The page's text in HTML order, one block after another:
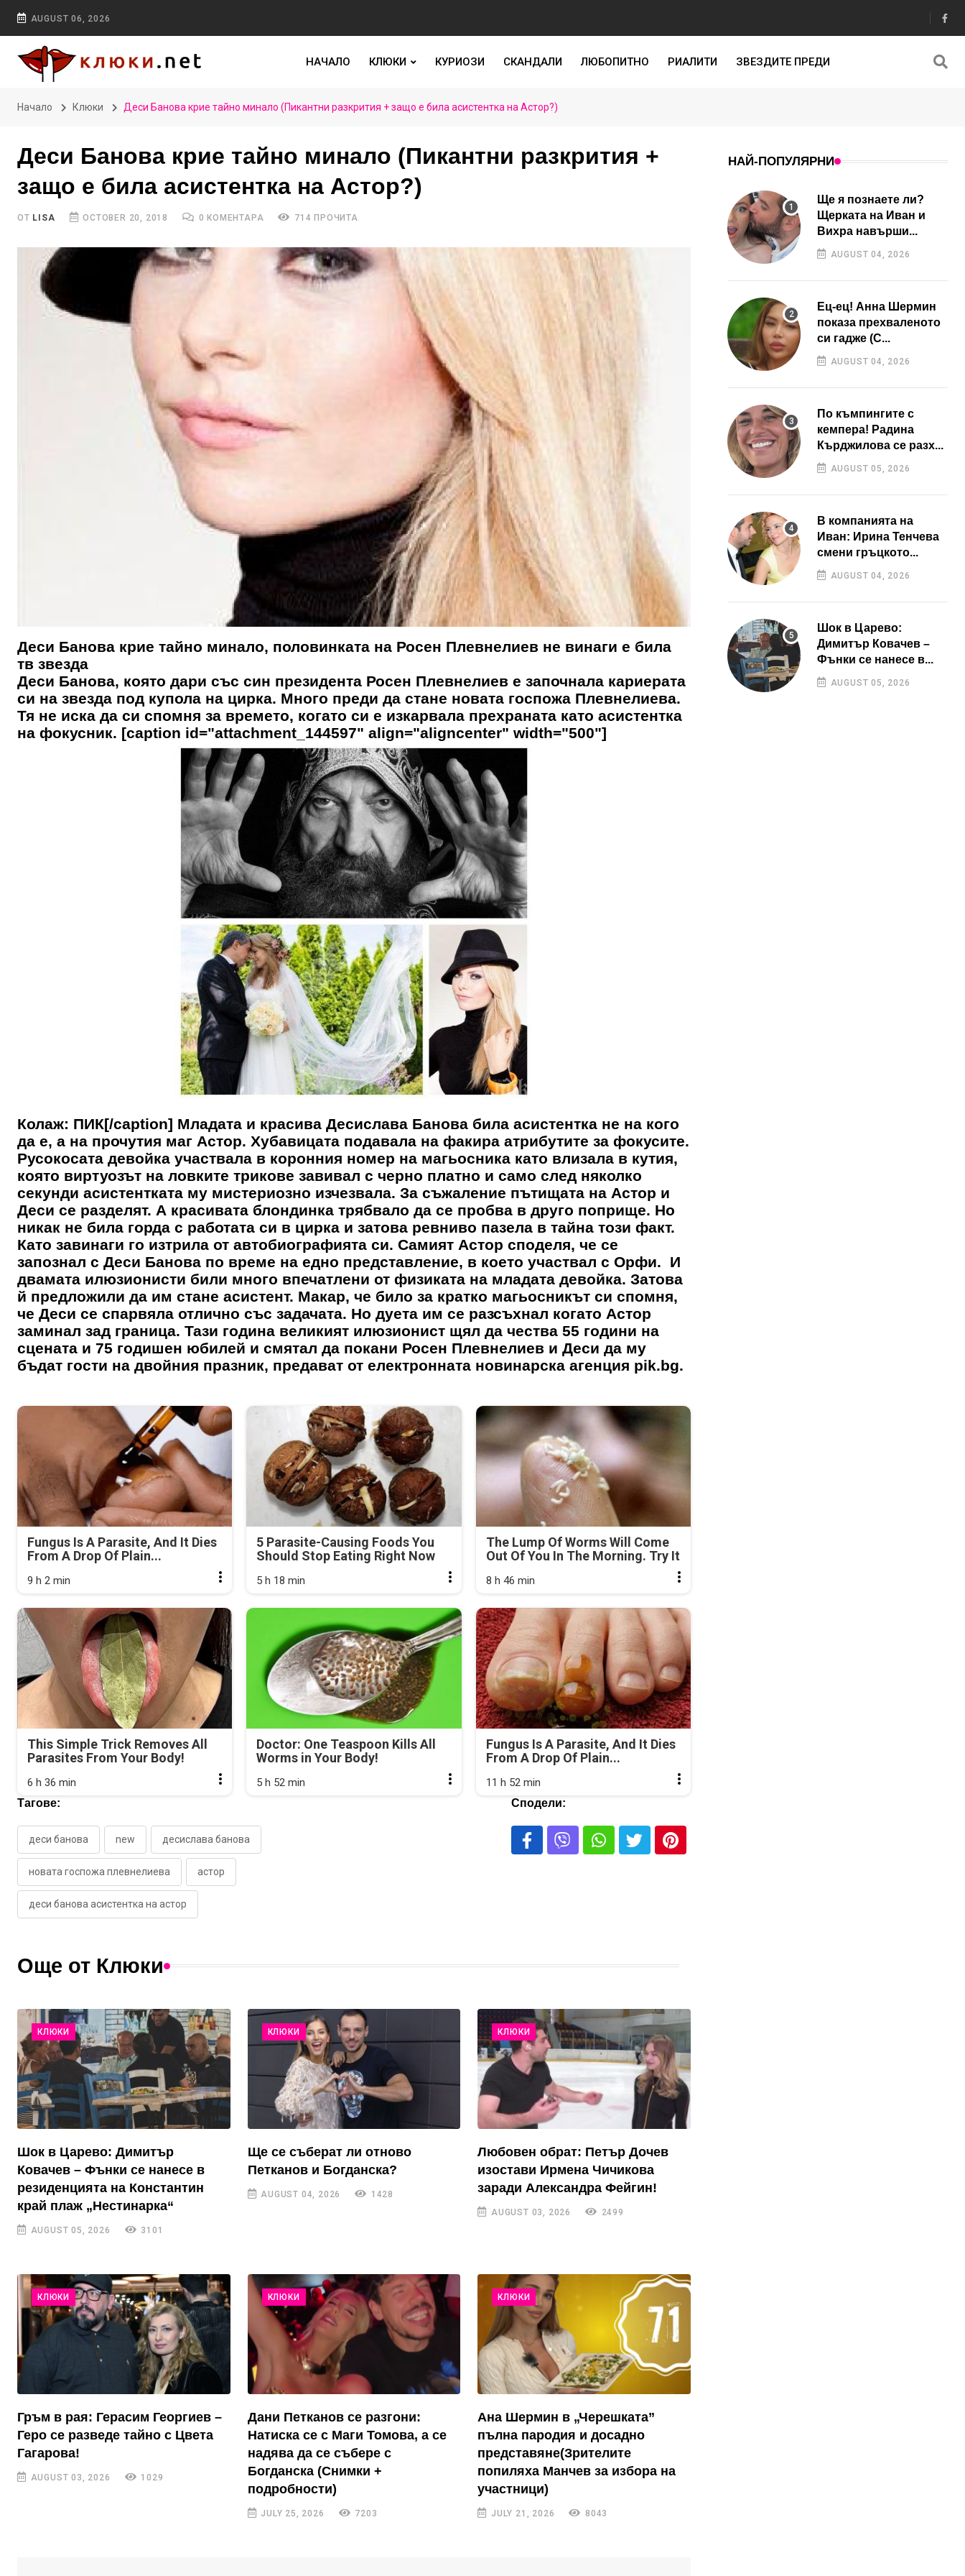
AUGUST 06, 2026
НАЧАЛО КЛЮКИ КУРИОЗИ СКАНДАЛИ ЛЮБОПИТНО РИАЛИТИ ЗВЕЗДИТЕ ПРЕДИ
Начало Клюки Деси Банова крие тайно минало (Пикантни разкрития + защо е била асистентка на Астор?)
Деси Банова крие тайно минало (Пикантни разкрития +
защо е била асистентка на Астор?)
ОТ LISA OCTOBER 20, 2018 0 КОМЕНТАРА 714 ПРОЧИТА
Деси Банова крие тайно минало, половинката на Росен Плевнелиев не винаги е била
тв звезда
Деси Банова, която дари със син президента Росен Плевнелиев е започнала кариерата
си на звезда под купола на цирка. Много преди да стане новата госпожа Плевнелиева.
Тя не иска да си спомня за времето, когато си е изкарвала прехраната като асистентка
на фокусник. [caption id="attachment_144597" align="aligncenter" width="500"]
Колаж: ПИК[/caption] Младата и красива Десислава Банова била асистентка не на кого
да е, а на прочутия маг Астор. Хубавицата подавала на факира атрибутите за фокусите.
Русокосата девойка участвала в коронния номер на магьосника като влизала в кутия,
която виртуозът на ловките трикове завивал с черно платно и само след няколко
секунди асистентката му мистериозно изчезвала. За съжаление пътищата на Астор и
Деси се разделят. А красивата блондинка трябвало да се пробва в друго поприще. Но
никак не била горда с работата си в цирка и затова ревниво пазела в тайна този факт.
Като завинаги го изтрила от автобиографията си. Самият Астор споделя, че се
запознал с Деси Банова по време на едно представление, в което участвал с Орфи. И
двамата илюзионисти били много впечатлени от физиката на младата девойка. Затова
й предложили да им стане асистент. Макар, че било за кратко магьосникът си спомня,
че Деси се спарвяла отлично със задачата. Но дуета им се разсъхнал когато Астор
заминал зад граница. Тази година великият илюзионист щял да чества 55 години на
сцената и 75 годишен юбилей и смятал да покани Росен Плевнелиев и Деси да му
бъдат гости на двойния празник, предават от електронната новинарска агенция pik.bg.
Fungus Is A Parasite, And It Dies
From A Drop Of Plain...
9 h 2 min
5 Parasite-Causing Foods You
Should Stop Eating Right Now
5 h 18 min
The Lump Of Worms Will Come
Out Of You In The Morning. Try It
8 h 46 min
This Simple Trick Removes All
Parasites From Your Body!
6 h 36 min
Doctor: One Teaspoon Kills All
Worms in Your Body!
5 h 52 min
Fungus Is A Parasite, And It Dies
From A Drop Of Plain...
11 h 52 min
Тагове:
деси банова new десислава банова
новата госпожа плевнелиева астор
деси банова асистентка на астор
Сподели:
Още от Клюки
КЛЮКИ
Шок в Царево: Димитър
Ковачев – Фънки се нанесе в
резиденцията на Константин
край плаж „Нестинарка“
AUGUST 05, 2026 3101
КЛЮКИ
Ще се съберат ли отново
Петканов и Богданска?
AUGUST 04, 2026 1428
КЛЮКИ
Любовен обрат: Петър Дочев
изостави Ирмена Чичикова
заради Александра Фейгин!
AUGUST 03, 2026 2499
КЛЮКИ
Гръм в рая: Герасим Георгиев –
Геро се разведе тайно с Цвета
Гагарова!
AUGUST 03, 2026 1029
КЛЮКИ
Дани Петканов се разгони:
Натиска се с Маги Томова, а се
надява да се събере с
Богданска (Снимки +
подробности)
JULY 25, 2026 7203
КЛЮКИ
Ана Шермин в „Черешката”
пълна пародия и досадно
представяне(Зрителите
попиляха Манчев за избора на
участници)
JULY 21, 2026 8043
НАЙ-ПОПУЛЯРНИ
Ще я познаете ли?
Щерката на Иван и
Вихра навърши...
AUGUST 04, 2026
Ец-ец! Анна Шермин
показа прехваленото
си гадже (С...
AUGUST 04, 2026
По къмпингите с
кемпера! Радина
Кърджилова се разх...
AUGUST 05, 2026
В компанията на
Иван: Ирина Тенчева
смени гръцкото...
AUGUST 04, 2026
Шок в Царево:
Димитър Ковачев –
Фънки се нанесе в...
AUGUST 05, 2026